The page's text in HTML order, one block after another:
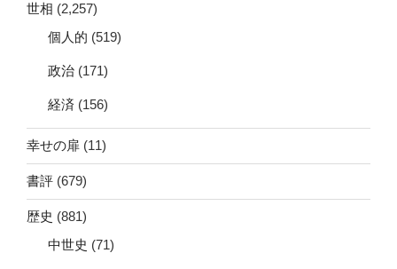
世相 (2,257)
個人的 (519)
政治 (171)
経済 (156)
幸せの扉 (11)
書評 (679)
歴史 (881)
中世史 (71)